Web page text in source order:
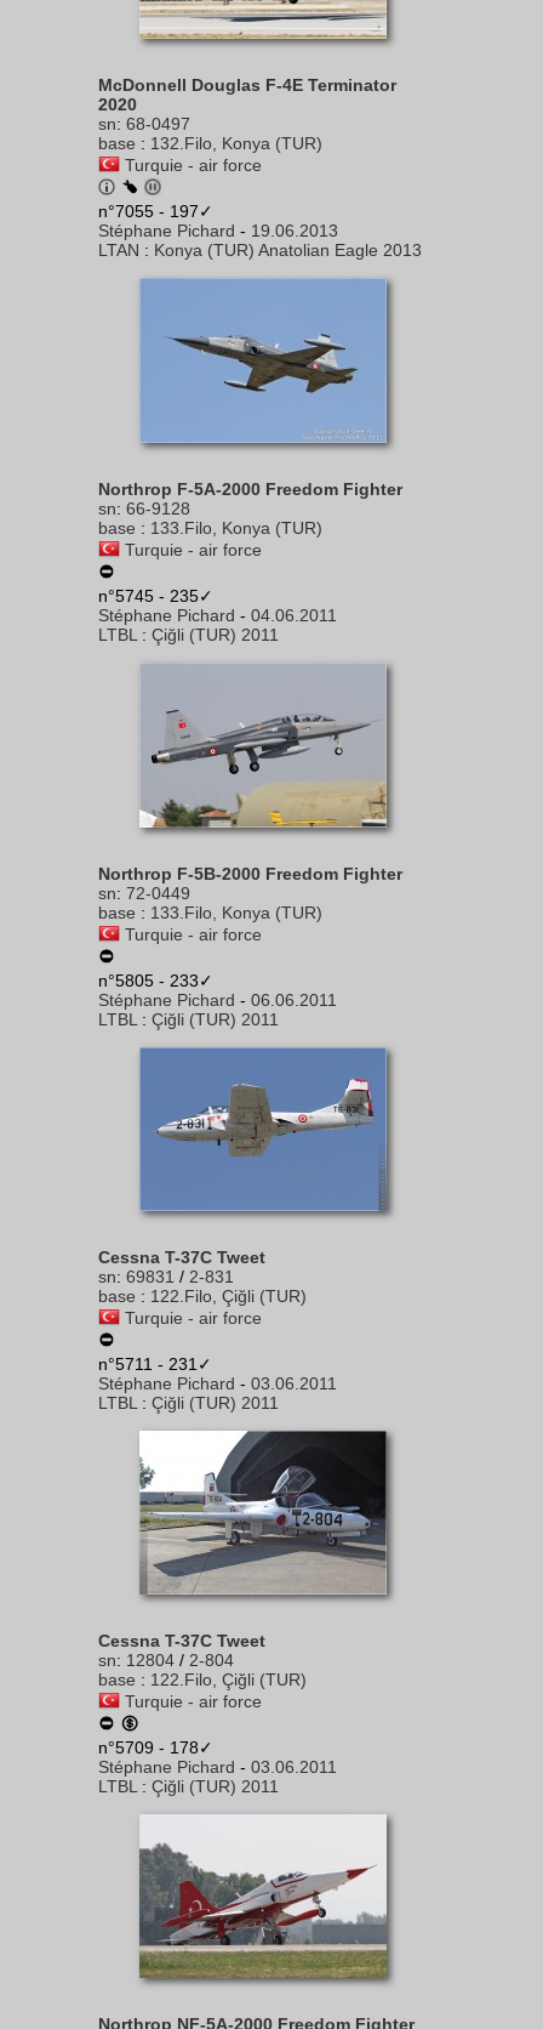
McDonnell Douglas F-4E Terminator
2020
sn: 68-0497
base : 132.Filo, Konya (TUR)
Turquie - air force
n°7055 - 197✓
Stéphane Pichard - 19.06.2013
LTAN : Konya (TUR) Anatolian Eagle 2013
Northrop F-5A-2000 Freedom Fighter
sn: 66-9128
base : 133.Filo, Konya (TUR)
Turquie - air force
n°5745 - 235✓
Stéphane Pichard - 04.06.2011
LTBL : Çiğli (TUR) 2011
Northrop F-5B-2000 Freedom Fighter
sn: 72-0449
base : 133.Filo, Konya (TUR)
Turquie - air force
n°5805 - 233✓
Stéphane Pichard - 06.06.2011
LTBL : Çiğli (TUR) 2011
Cessna T-37C Tweet
sn: 69831 / 2-831
base : 122.Filo, Çiğli (TUR)
Turquie - air force
n°5711 - 231✓
Stéphane Pichard - 03.06.2011
LTBL : Çiğli (TUR) 2011
Cessna T-37C Tweet
sn: 12804 / 2-804
base : 122.Filo, Çiğli (TUR)
Turquie - air force
n°5709 - 178✓
Stéphane Pichard - 03.06.2011
LTBL : Çiğli (TUR) 2011
Northrop NF-5A-2000 Freedom Fighter